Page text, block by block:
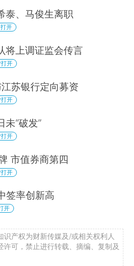
泰、马俊生离职
开
将上调证监会传言
开
苏银行定向募资
开
未“破发”
开
市值券商第四
开
签率创新高
开
识产权为财新传媒及/或相关权利人
许可，禁止进行转载、摘编、复制及